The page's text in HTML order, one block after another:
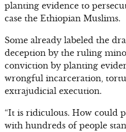
planting evidence to
case the Ethiopian Muslims.
Some already labeled the
deception by the ruling
conviction by planting
wrongful incarceration,
extrajudicial execution.
“It is ridiculous. How could
with hundreds of people